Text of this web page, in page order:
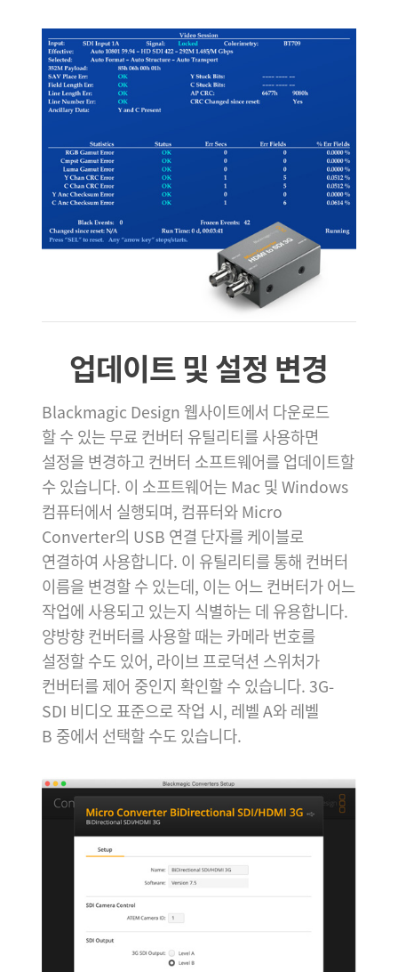
업데이트 및 설정 변경
Blackmagic Design 웹사이트에서 다운로드
할 수 있는 무료 컨버터 유틸리티를 사용하면
설정을 변경하고 컨버터 소프트웨어를 업데이트할
수 있습니다. 이 소프트웨어는 Mac 및 Windows
컴퓨터에서 실행되며, 컴퓨터와 Micro
Converter의 USB 연결 단자를 케이블로
연결하여 사용합니다. 이 유틸리티를 통해 컨버터
이름을 변경할 수 있는데, 이는 어느 컨버터가 어느
작업에 사용되고 있는지 식별하는 데 유용합니다.
양방향 컨버터를 사용할 때는 카메라 번호를
설정할 수도 있어, 라이브 프로덕션 스위처가
컨버터를 제어 중인지 확인할 수 있습니다. 3G-
SDI 비디오 표준으로 작업 시, 레벨 A와 레벨
B 중에서 선택할 수도 있습니다.